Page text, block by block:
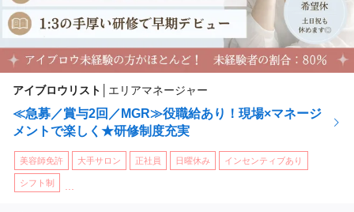
アイブロウリスト エリアマネージャー
≪急募／賞与2回／MGR≫役職給あり！現場×マネージ
メントで楽しく★研修制度充実
美容師免許 大手サロン 正社員 日曜休み インセンティブあり
シフト制